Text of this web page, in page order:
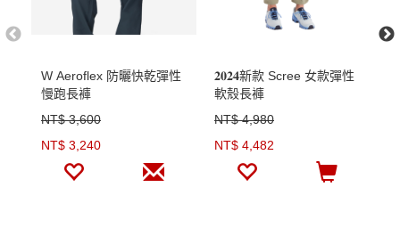
W Aeroflex 防曬快乾彈性
慢跑長褲
NT$ 3,600
NT$ 3,240
𝟐𝟎𝟐𝟒新款 Scree 女款彈性
軟殼長褲
NT$ 4,980
NT$ 4,482